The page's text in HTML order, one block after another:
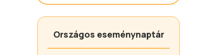
Országos eseménynaptár